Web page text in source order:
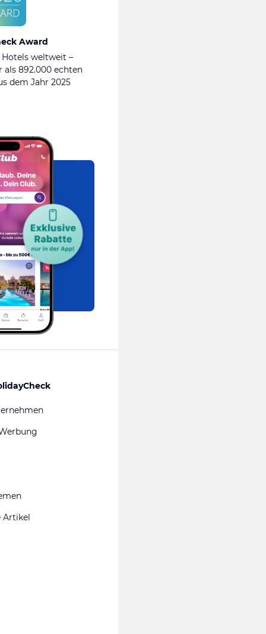
Award
weltweit –
als 892.000 echten
dem Jahr 2025
Artikel